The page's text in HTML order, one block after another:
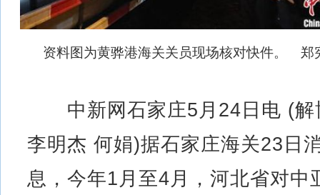
资料图为黄骅港海关关员现场核对快件。 郑
中新网石家庄5月24日电 (解
李明杰 何娟)据石家庄海关23日
息，今年1月至4月，河北省对中